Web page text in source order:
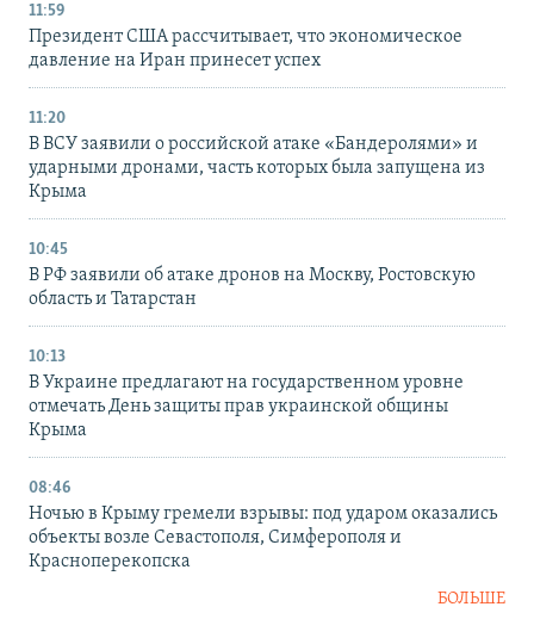
11:59
Президент США рассчитывает, что экономическое
давление на Иран принесет успех
11:20
В ВСУ заявили о российской атаке «Бандеролями» и
ударными дронами, часть которых была запущена из
Крыма
10:45
В РФ заявили об атаке дронов на Москву, Ростовскую
область и Татарстан
10:13
В Украине предлагают на государственном уровне
отмечать День защиты прав украинской общины
Крыма
08:46
Ночью в Крыму гремели взрывы: под ударом оказались
объекты возле Севастополя, Симферополя и
Красноперекопска
БОЛЬШЕ